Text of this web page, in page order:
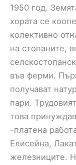
1950 год.
хората се
колективно
на стопаните,
във ферми.
получават
пари.
това
-платена
Елисейна,
железниците.